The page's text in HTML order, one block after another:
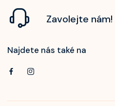
Zavolejte nám!
Najdete nás také na